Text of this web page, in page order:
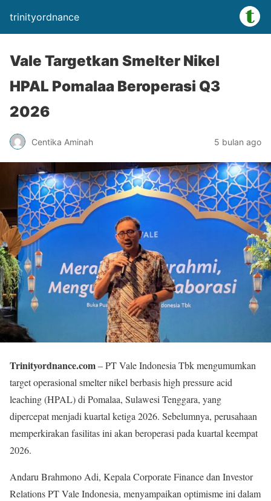
trinityordnance
Vale Targetkan Smelter Nikel
HPAL Pomalaa Beroperasi Q3
2026
Centika Aminah 5 bulan ago
Trinityordnance.com– PT Vale Indonesia Tbk mengumumkan
target operasional smelter nikel berbasis high pressure acid
leaching (HPAL) di Pomalaa, Sulawesi Tenggara, yang
dipercepat menjadi kuartal ketiga 2026. Sebelumnya, perusahaan
memperkirakan fasilitas ini akan beroperasi pada kuartal keempat
2026.
Andaru Brahmono Adi, Kepala Corporate Finance dan Investor
Relations PT Vale Indonesia, menyampaikan optimisme ini dalam